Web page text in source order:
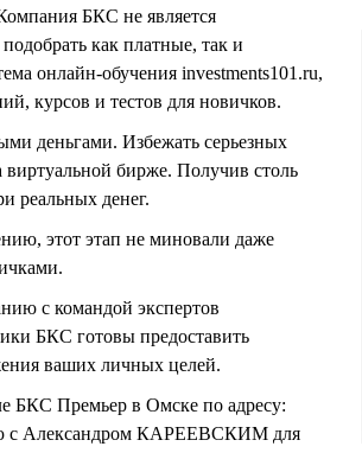
БКС не является
как платные, так и
онлайн-обучения investments101.ru,
курсов и тестов для новичков.
деньгами. Избежать серьезных
виртуальной бирже. Получив столь
реальных денег.
этот этап не миновали даже
с командой экспертов
БКС готовы предоставить
ваших личных целей.
БКС Премьер в Омске по адресу:
с Александром КАРЕЕВСКИМ для